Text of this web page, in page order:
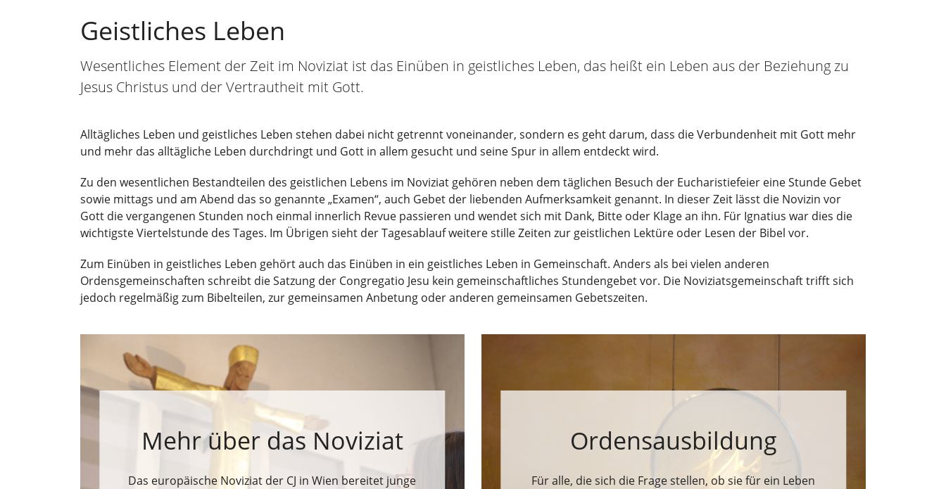
Geistliches Leben
Wesentliches Element der Zeit im Noviziat ist das Einüben in geistliches Leben, das heißt ein Leben aus der Beziehung zu
Jesus Christus und der Vertrautheit mit Gott.
Alltägliches Leben und geistliches Leben stehen dabei nicht getrennt voneinander, sondern es geht darum, dass die Verbundenheit mit Gott mehr
und mehr das alltägliche Leben durchdringt und Gott in allem gesucht und seine Spur in allem entdeckt wird.
Zu den wesentlichen Bestandteilen des geistlichen Lebens im Noviziat gehören neben dem täglichen Besuch der Eucharistiefeier eine Stunde Gebet
sowie mittags und am Abend das so genannte „Examen“, auch Gebet der liebenden Aufmerksamkeit genannt. In dieser Zeit lässt die Novizin vor
Gott die vergangenen Stunden noch einmal innerlich Revue passieren und wendet sich mit Dank, Bitte oder Klage an ihn. Für Ignatius war dies die
wichtigste Viertelstunde des Tages. Im Übrigen sieht der Tagesablauf weitere stille Zeiten zur geistlichen Lektüre oder Lesen der Bibel vor.
Zum Einüben in geistliches Leben gehört auch das Einüben in ein geistliches Leben in Gemeinschaft. Anders als bei vielen anderen
Ordensgemeinschaften schreibt die Satzung der Congregatio Jesu kein gemeinschaftliches Stundengebet vor. Die Noviziatsgemeinschaft trifft sich
jedoch regelmäßig zum Bibelteilen, zur gemeinsamen Anbetung oder anderen gemeinsamen Gebetszeiten.
Mehr über das Noviziat
Das europäische Noviziat der CJ in Wien bereitet junge
Ordensausbildung
Für alle, die sich die Frage stellen, ob sie für ein Leben